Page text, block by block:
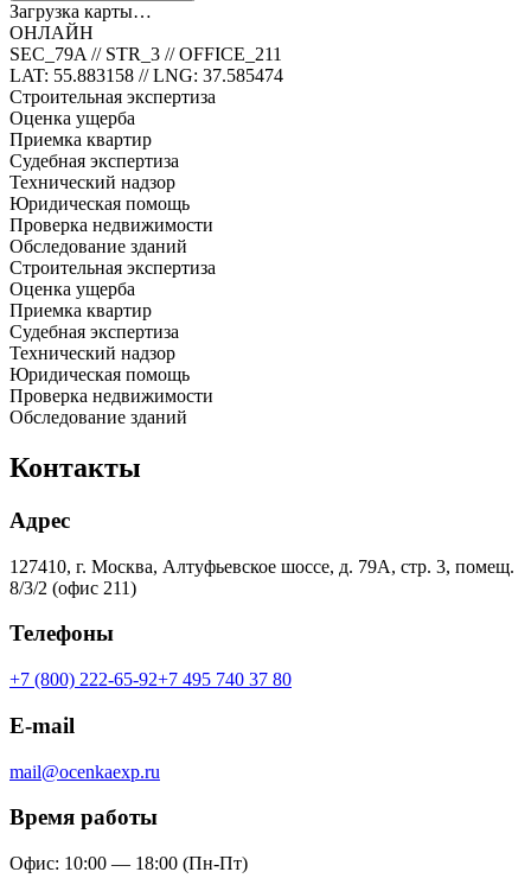
Загрузка карты…
ОНЛАЙН
SEC_79A // STR_3 // OFFICE_211
LAT: 55.883158 // LNG: 37.585474
Строительная экспертиза
Оценка ущерба
Приемка квартир
Судебная экспертиза
Технический надзор
Юридическая помощь
Проверка недвижимости
Обследование зданий
Строительная экспертиза
Оценка ущерба
Приемка квартир
Судебная экспертиза
Технический надзор
Юридическая помощь
Проверка недвижимости
Обследование зданий
Контакты
Адрес
127410, г. Москва, Алтуфьевское шоссе, д. 79А, стр. 3, помещ.
8/3/2 (офис 211)
Телефоны
+7 (800) 222-65-92+7 495 740 37 80
E-mail
mail@ocenkaexp.ru
Время работы
Офис: 10:00 — 18:00 (Пн-Пт)